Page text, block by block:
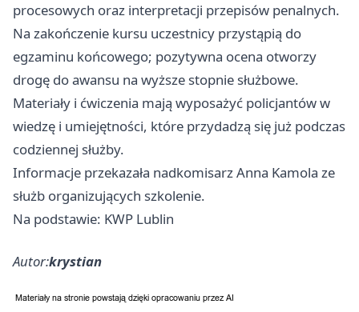
procesowych oraz interpretacji przepisów penalnych.
Na zakończenie kursu uczestnicy przystąpią do
egzaminu końcowego; pozytywna ocena otworzy
drogę do awansu na wyższe stopnie służbowe.
Materiały i ćwiczenia mają wyposażyć policjantów w
wiedzę i umiejętności, które przydadzą się już podczas
codziennej służby.
Informacje przekazała nadkomisarz Anna Kamola ze
służb organizujących szkolenie.
Na podstawie: KWP Lublin
Autor:krystian